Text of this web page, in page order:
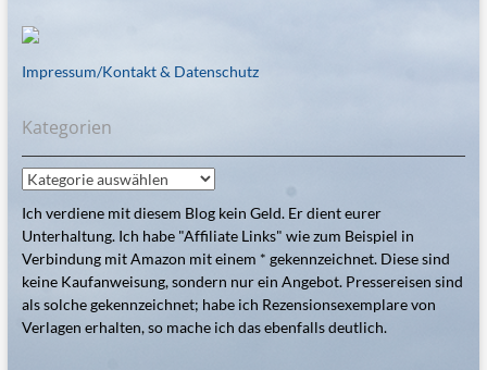
Impressum/Kontakt & Datenschutz
Kategorien
Kategorien
Ich verdiene mit diesem Blog kein Geld. Er dient eurer
Unterhaltung. Ich habe "Affiliate Links" wie zum Beispiel in
Verbindung mit Amazon mit einem * gekennzeichnet. Diese sind
keine Kaufanweisung, sondern nur ein Angebot. Pressereisen sind
als solche gekennzeichnet; habe ich Rezensionsexemplare von
Verlagen erhalten, so mache ich das ebenfalls deutlich.